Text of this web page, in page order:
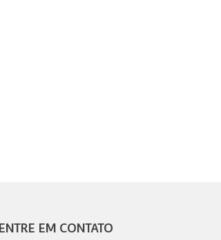
ENTRE EM CONTATO